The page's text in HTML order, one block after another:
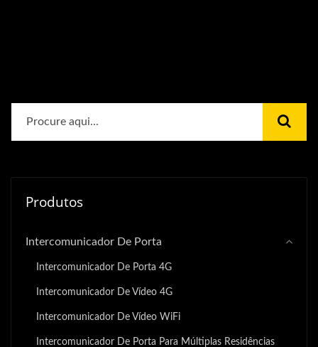
Produtos
Intercomunicador De Porta
Intercomunicador De Porta 4G
Intercomunicador De Vídeo 4G
Intercomunicador De Vídeo WiFi
Intercomunicador De Porta Para Múltiplas Residências